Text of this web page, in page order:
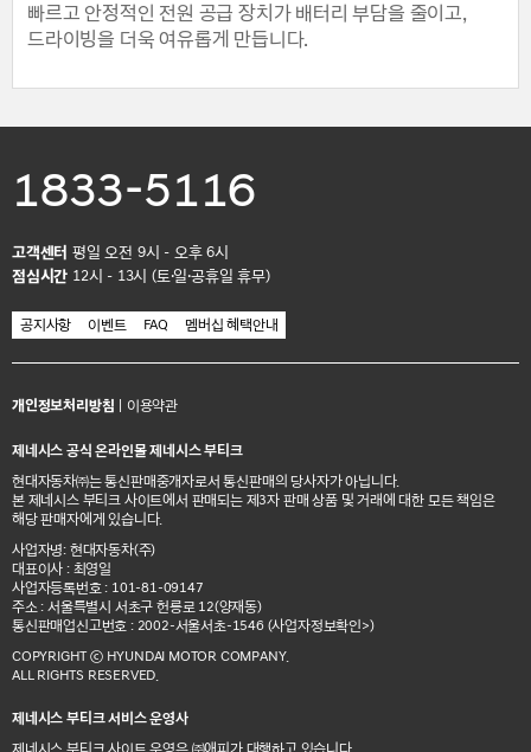
빠르고 안정적인 전원 공급 장치가 배터리 부담을 줄이고,
드라이빙을 더욱 여유롭게 만듭니다.
1833-5116
고객센터 평일 오전 9시 - 오후 6시
점심시간 12시 - 13시 (토·일·공휴일 휴무)
공지사항 이벤트 FAQ 멤버십 혜택안내
개인정보처리방침 이용약관
제네시스 공식 온라인몰 제네시스 부티크
현대자동차㈜는 통신판매중개자로서 통신판매의 당사자가 아닙니다.
본 제네시스 부티크 사이트에서 판매되는 제3자 판매 상품 및 거래에 대한 모든 책임은
해당 판매자에게 있습니다.
사업자명: 현대자동차(주)
대표이사 : 최영일
사업자등록번호 : 101-81-09147
주소 : 서울특별시 서초구 헌릉로 12(양재동)
통신판매업신고번호 : 2002-서울서초-1546 (사업자정보확인>)
COPYRIGHT ⓒ HYUNDAI MOTOR COMPANY.
ALL RIGHTS RESERVED.
제네시스 부티크 서비스 운영사